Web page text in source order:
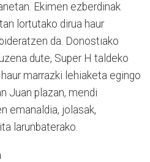
Ekimen ezberdinak
lortutako dirua haur
da. Donostiako
dute, Super H taldeko
marrazki lehiaketa egingo
Juan plazan, mendi
emanaldia, jolasak,
larunbaterako.